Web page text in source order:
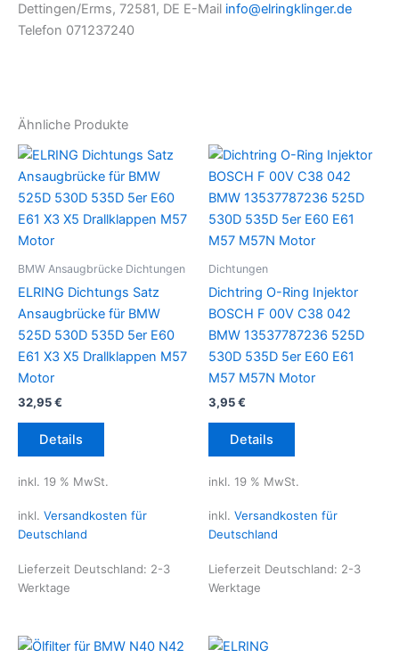
Dettingen/Erms, 72581, DE E-Mail info@elringklinger.de
Telefon 071237240
Ähnliche Produkte
BMW Ansaugbrücke Dichtungen
ELRING Dichtungs Satz
Ansaugbrücke für BMW
525D 530D 535D 5er E60
E61 X3 X5 Drallklappen M57
Motor
32,95€
Details
inkl. 19 % MwSt.
inkl. Versandkosten für
Deutschland
Lieferzeit Deutschland: 2-3
Werktage
Dichtungen
Dichtring O-Ring Injektor
BOSCH F 00V C38 042
BMW 13537787236 525D
530D 535D 5er E60 E61
M57 M57N Motor
3,95€
Details
inkl. 19 % MwSt.
inkl. Versandkosten für
Deutschland
Lieferzeit Deutschland: 2-3
Werktage